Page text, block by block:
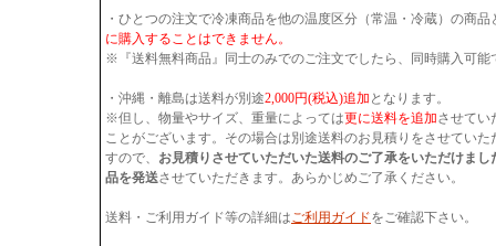
・ひとつの注文で冷凍商品を他の温度区分（常温・冷蔵）の商品
に購入することはできません。
※『送料無料商品』同士のみでのご注文でしたら、同時購入可能
・沖縄・離島は送料が別途2,000円(税込)追加 となります。
※但し、物量やサイズ、重量によっては更に送料を追加させてい
ことがございます。その場合は別途送料のお見積りをさせていた
すので、 お見積りさせていただいた送料のご了承をいただけまし
品を発送させていただきます。あらかじめご了承ください。
送料・ご利用ガイド等の詳細はご利用ガイドをご確認下さい。